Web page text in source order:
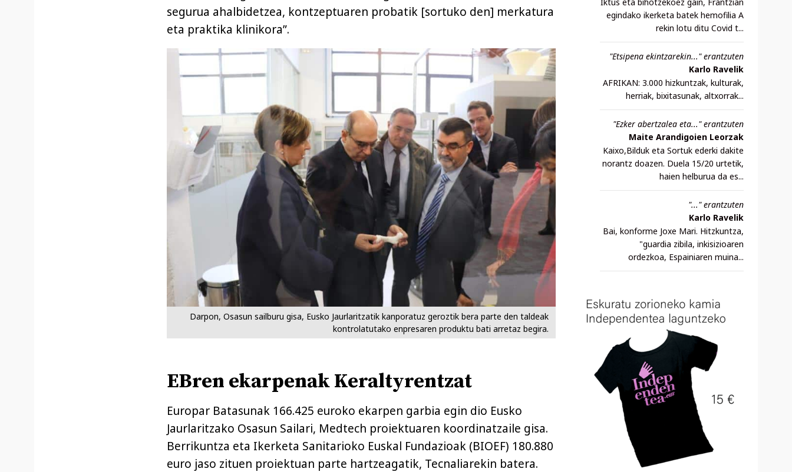
segurua ahalbidetzea, kontzeptuaren probatik [sortuko den] merkatura
eta praktika klinikora”.
Darpon, Osasun sailburu gisa, Eusko Jaurlaritzatik kanporatuz geroztik bera parte den taldeak
kontrolatutako enpresaren produktu bati arretaz begira.
EBren ekarpenak Keraltyrentzat
Europar Batasunak 166.425 euroko ekarpen garbia egin dio Eusko
Jaurlaritzako Osasun Sailari, Medtech proiektuaren koordinatzaile gisa.
Berrikuntza eta Ikerketa Sanitarioko Euskal Fundazioak (BIOEF) 180.880
euro jaso zituen proiektuan parte hartzeagatik, Tecnaliarekin batera.
egindako ikerketa batek hemofilia A
rekin lotu ditu Covid t...
"Etsipena ekintzarekin..." erantzuten
Karlo Ravelik
AFRIKAN: 3.000 hizkuntzak, kulturak,
herriak, bixitasunak, altxorrak...
"Ezker abertzalea eta..." erantzuten
Maite Arandigoien Leorzak
Kaixo,Bilduk eta Sortuk ederki dakite
norantz doazen. Duela 15/20 urtetik,
haien helburua da es...
"..." erantzuten
Karlo Ravelik
Bai, konforme Joxe Mari. Hitzkuntza,
"guardia zibila, inkisizioaren
ordezkoa, Espainiaren muina...